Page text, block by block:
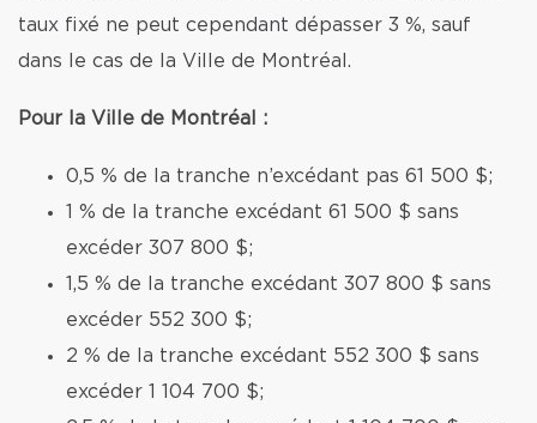
taux fixé ne peut cependant dépasser 3 %, sauf
dans le cas de la Ville de Montréal.
Pour la Ville de Montréal :
0,5 % de la tranche n’excédant pas 61 500 $;
1 % de la tranche excédant 61 500 $ sans
excéder 307 800 $;
1,5 % de la tranche excédant 307 800 $ sans
excéder 552 300 $;
2 % de la tranche excédant 552 300 $ sans
excéder 1 104 700 $;